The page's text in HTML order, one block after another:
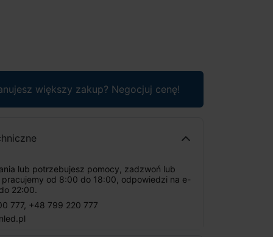
większy zakup? Negocjuj cenę!
lub potrzebujesz pomocy, zadzwoń lub
pracujemy od 8:00 do 18:00, odpowiedzi na e-
22:00.
777, +48 799 220 777